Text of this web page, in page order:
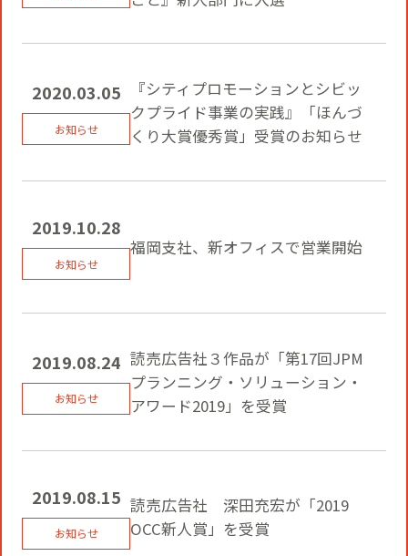
2020.03.05
『シティプロモーションとシビッ
クプライド事業の実践』「ほんづ
くり大賞優秀賞」受賞のお知らせ
2019.10.28
福岡支社、新オフィスで営業開始
2019.08.24 読売広告社３作品が「第17回JPM
プランニング・ソリューション・
アワード2019」を受賞
2019.08.15 読売広告社 深田充宏が「2019
OCC新人賞」を受賞